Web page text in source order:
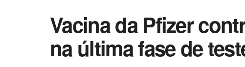
Vacina da Pfizer
na última fase de